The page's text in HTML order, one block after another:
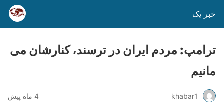
خبر یک
ترامپ: مردم ایران در ترسند، کنارشان می
مانیم
khabar1 4 ماه پیش